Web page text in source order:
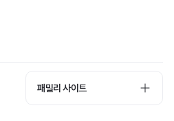
패밀리 사이트